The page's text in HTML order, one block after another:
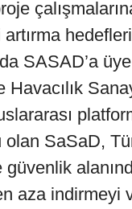
hedefleri
SASAD’a
Havacılık
SaSaD,
en aza indirmeyi